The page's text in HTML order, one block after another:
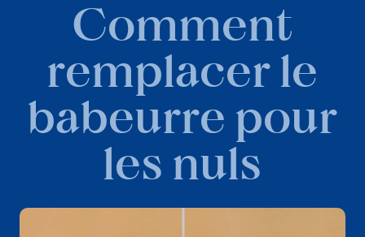
Comment
remplacer le
babeurre pour
les nuls
Comment